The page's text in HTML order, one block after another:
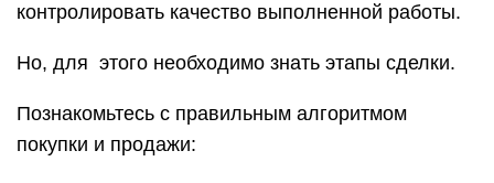
контролировать качество выполненной работы.
Но, для этого необходимо знать этапы сделки.
Познакомьтесь с правильным алгоритмом
покупки и продажи: